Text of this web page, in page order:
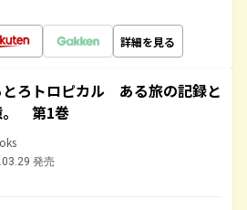
詳細を見る
とろトロピカル ある旅の記録と
。 第1巻
発売